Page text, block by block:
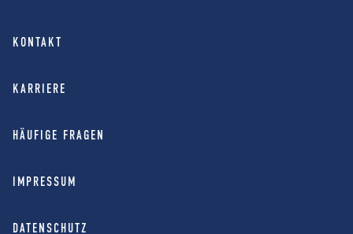
KONTAKT
KARRIERE
HÄUFIGE FRAGEN
IMPRESSUM
DATENSCHUTZ